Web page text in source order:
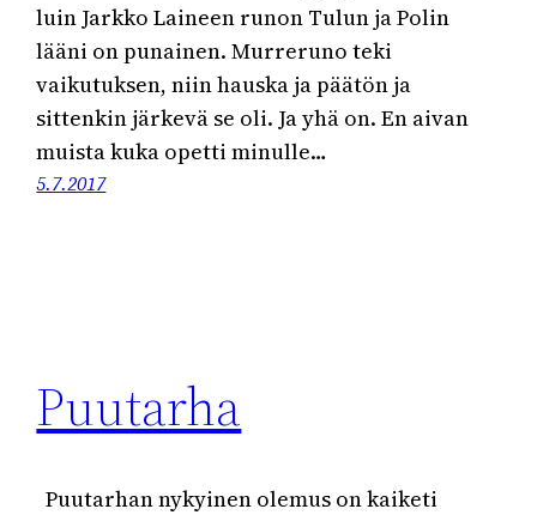
luin Jarkko Laineen runon Tulun ja Polin
lääni on punainen. Murreruno teki
vaikutuksen, niin hauska ja päätön ja
sittenkin järkevä se oli. Ja yhä on. En aivan
muista kuka opetti minulle…
5.7.2017
Puutarha
Puutarhan nykyinen olemus on kaiketi